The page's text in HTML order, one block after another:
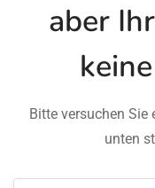
aber
Bitte versuchen Sie
unten